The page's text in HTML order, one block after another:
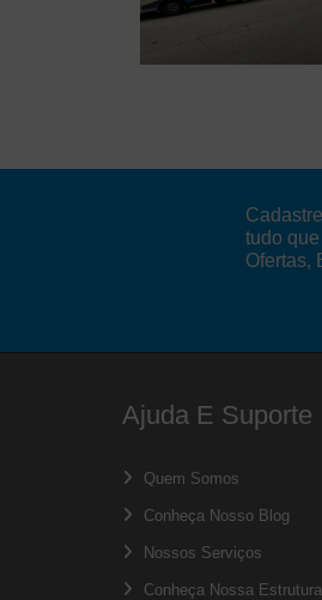
tudo
Ofertas,
Ajuda E Suporte
Quem Somos
Conheça Nosso Blog
Nossos Serviços
Conheça Nossa Estrutura